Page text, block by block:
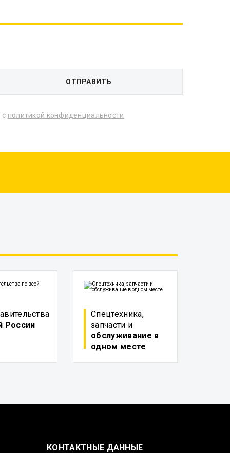
с политикой конфиденциальности
России
Спецтехника,
запчасти и
обслуживание в
одном месте
КОНТАКТНЫЕ ДАННЫЕ